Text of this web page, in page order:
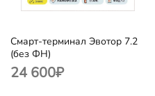
Смарт-терминал Эвотор 7.2
(без ФН)
24 600₽